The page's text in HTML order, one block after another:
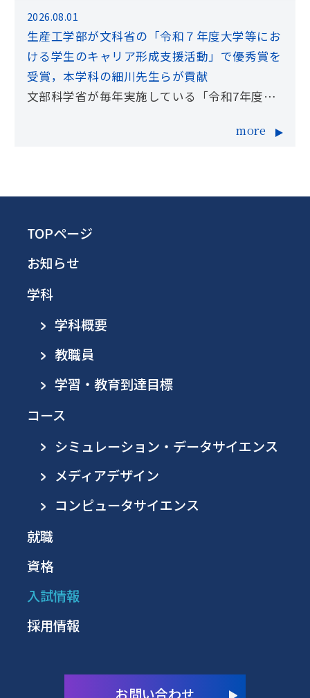
ん […]
2026.08.01
生産工学部が文科省の「令和７年度大学等にお
ける学生のキャリア形成支援活動」で優秀賞を
受賞，本学科の細川先生らが貢献
文部科学省が毎年実施している「令和7年度大
制度」で，生産工学部が優秀校として受賞され
す．
more
TOPページ
お知らせ
学科
学科概要
教職員
学習・教育到達目標
コース
シミュレーション・データサイエンス
メディアデザイン
コンピュータサイエンス
就職
資格
入試情報
採用情報
お問い合わせ